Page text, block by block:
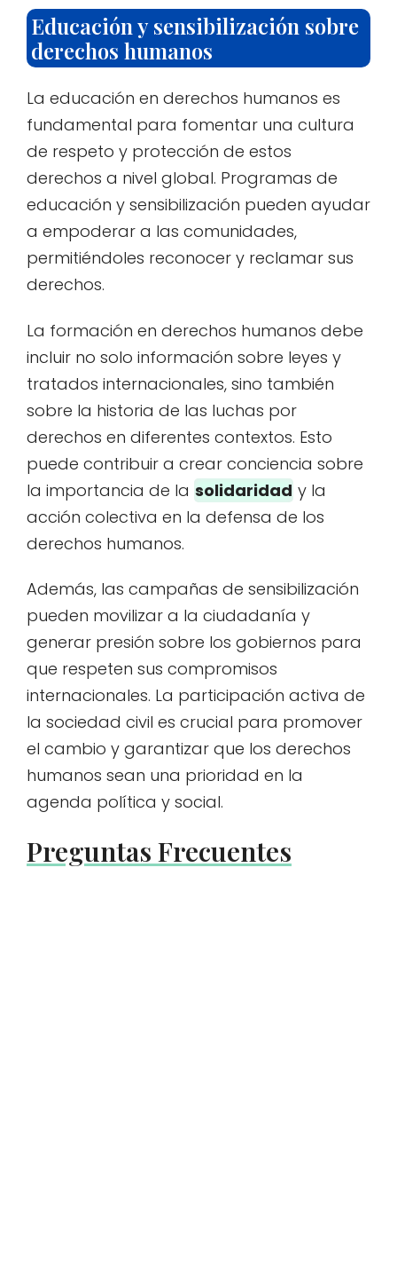
Educación y sensibilización sobre
derechos humanos
La educación en derechos humanos es
fundamental para fomentar una cultura
de respeto y protección de estos
derechos a nivel global. Programas de
educación y sensibilización pueden ayudar
a empoderar a las comunidades,
permitiéndoles reconocer y reclamar sus
derechos.
La formación en derechos humanos debe
incluir no solo información sobre leyes y
tratados internacionales, sino también
sobre la historia de las luchas por
derechos en diferentes contextos. Esto
puede contribuir a crear conciencia sobre
la importancia de la solidaridad y la
acción colectiva en la defensa de los
derechos humanos.
Además, las campañas de sensibilización
pueden movilizar a la ciudadanía y
generar presión sobre los gobiernos para
que respeten sus compromisos
internacionales. La participación activa de
la sociedad civil es crucial para promover
el cambio y garantizar que los derechos
humanos sean una prioridad en la
agenda política y social.
Preguntas Frecuentes